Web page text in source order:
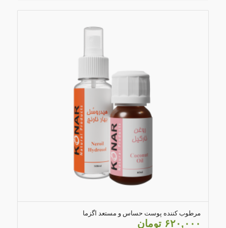
مرطوب کننده پوست حساس و مستعد اگزما
۶۲۰,۰۰۰ تومان